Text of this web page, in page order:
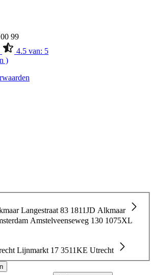
99
4.5 van: 5
)
Langestraat 83 1811JD Alkmaar
Amstelveenseweg 130 1075XL
Lijnmarkt 17 3511KE Utrecht